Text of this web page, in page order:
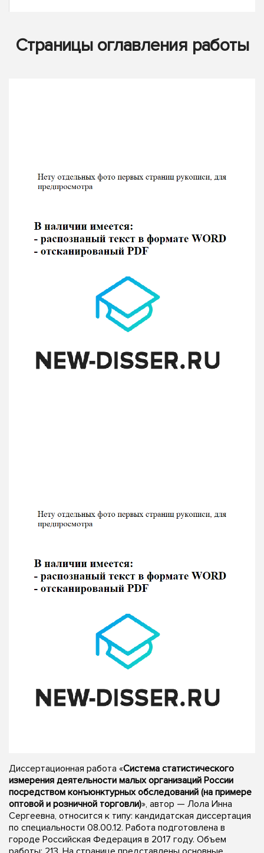
Страницы оглавления работы
Диссертационная работа «Система статистического
измерения деятельности малых организаций России
посредством конъюнктурных обследований (на примере
оптовой и розничной торговли)», автор — Лола Инна
Сергеевна, относится к типу: кандидатская диссертация
по специальности 08.00.12. Работа подготовлена в
городе Российская Федерация в 2017 году. Объем